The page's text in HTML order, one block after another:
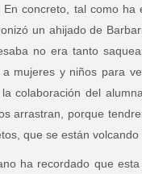
concreto, tal como ha
un ahijado de
no era tanto
mujeres y niños para
colaboración del
arrastran, porque
que se están
ha recordado que